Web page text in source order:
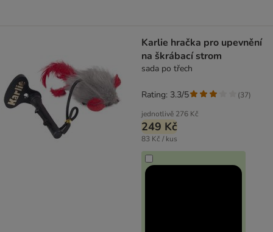
Karlie hračka pro upevnění
na škrábací strom
sada po třech
jednotlivě 276 Kč
249 Kč
83 Kč / kus
Rating: 3.3/5 (37)